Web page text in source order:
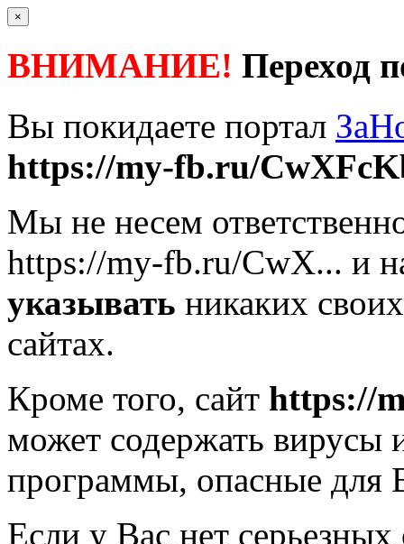
×
ВНИМАНИЕ! Переход
Вы покидаете портал
https://my-fb.ru/
Мы не несем
https://my-fb.ru/CwX... и
указывать никаких
сайтах.
Кроме того, сайт https://
может содержать вирусы
программы, опасные для
Если у Вас нет